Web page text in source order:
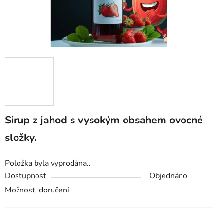
Sirup z jahod s vysokým obsahem ovocné
složky.
Položka byla vyprodána…
Dostupnost
Objednáno
Možnosti doručení